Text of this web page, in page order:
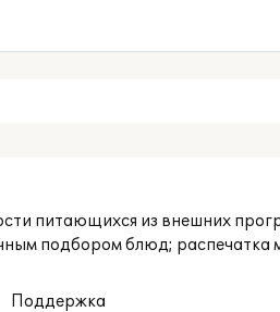
питающихся из внешних
подбором блюд;
Поддержка